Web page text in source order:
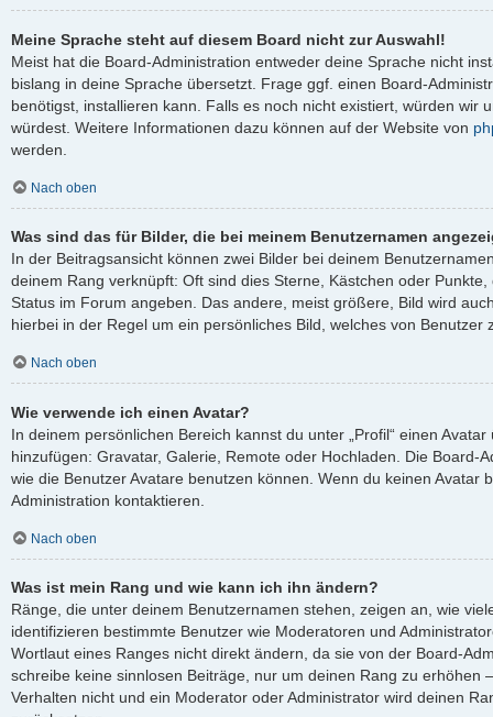
Meine Sprache steht auf diesem Board nicht zur Auswahl!
Meist hat die Board-Administration entweder deine Sprache nicht
bislang in deine Sprache übersetzt. Frage ggf. einen Board-
benötigst, installieren kann. Falls es noch nicht existiert, würden wir
würdest. Weitere Informationen dazu können auf der Website von
werden.
Nach oben
Was sind das für Bilder, die bei meinem Benutzernamen
In der Beitragsansicht können zwei Bilder bei deinem
deinem Rang verknüpft: Oft sind dies Sterne, Kästchen oder
Status im Forum angeben. Das andere, meist größere, Bild wird
hierbei in der Regel um ein persönliches Bild, welches von Benutzer
Nach oben
Wie verwende ich einen Avatar?
In deinem persönlichen Bereich kannst du unter „Profil“ einen
hinzufügen: Gravatar, Galerie, Remote oder Hochladen. Die Board-
wie die Benutzer Avatare benutzen können. Wenn du keinen Avatar
Administration kontaktieren.
Nach oben
Was ist mein Rang und wie kann ich ihn ändern?
Ränge, die unter deinem Benutzernamen stehen, zeigen an, wie
identifizieren bestimmte Benutzer wie Moderatoren und
Wortlaut eines Ranges nicht direkt ändern, da sie von der Board-
schreibe keine sinnlosen Beiträge, nur um deinen Rang zu
Verhalten nicht und ein Moderator oder Administrator wird deinen